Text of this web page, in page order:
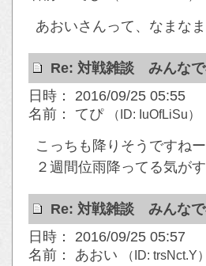
あおいさんって、なまな
Re: 対戦雑談 みんな
日時： 2016/09/25 05:55
名前： てぴ
（ID: IuOfLiSu）
こっちも降りそうですねー
２週間位雨降ってる気がす
Re: 対戦雑談 みんな
日時： 2016/09/25 05:57
名前： あおい
（ID: trsNct.Y）